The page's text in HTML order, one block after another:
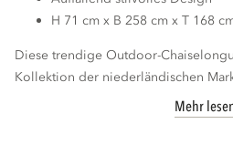
H 71 cm x B 258 cm x T 168
Diese trendige Outdoor-
Kollektion der niederländischen
Mehr